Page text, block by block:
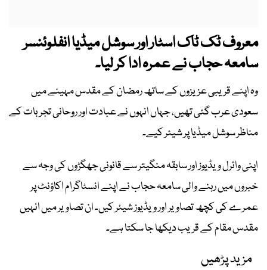
معروف ٹک ٹاک اسٹار اور سوشل میڈیا انفلوئنسر
سامعہ حجاب نے عمرہ ادا کر لیا۔
وہ اپنے قریبی عزیزوں کے ساتھ رمضان کے مقدس مہینے میں
سعودی عرب گئی تھیں، جہاں انہوں نے عبادت اور روحانی تجربات کے
مناظر سوشل میڈیا پر شیئر کیے۔
اپنی وائرل ویڈیوز اور سابقہ منگیتر سے قانونی جھگڑوں کی وجہ سے
خبروں میں رہنے والی سامعہ حجاب نے اپنے انسٹاگرام اکاؤنٹ پر
عمرے کی کچھ تصاویر اور ویڈیوز شیئر کیں۔ ان تصاویر میں انہیں
مقدس مقام کے قریب دیکھا جا سکتا ہے۔
مزید پڑھیں